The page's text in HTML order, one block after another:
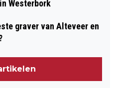
Westerbork
graver van Alteveer en